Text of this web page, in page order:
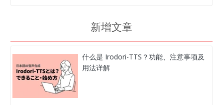
新增文章
什么是 Irodori-TTS？功能、注意事项及
用法详解